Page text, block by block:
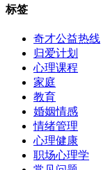
标签
奇才公益热线
归爱计划
心理课程
家庭
教育
婚姻情感
情绪管理
心理健康
职场心理学